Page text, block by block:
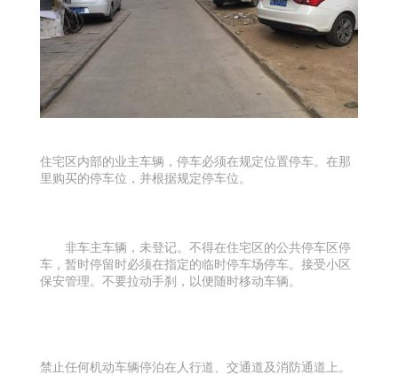
住宅区内部的业主车辆，停车必须在规定位置停车。在那
里购买的停车位，并根据规定停车位。
非车主车辆，未登记。不得在住宅区的公共停车区停
车，暂时停留时必须在指定的临时停车场停车。接受小区
保安管理。不要拉动手刹，以便随时移动车辆。
禁止任何机动车辆停泊在人行道、交通道及消防通道上。